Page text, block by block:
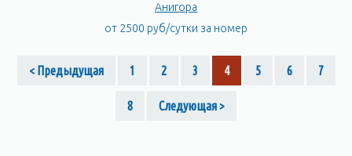
Анигора
от 2500 руб/сутки за номер
< Предыдущая 1 2 3 4 5 6 7
8 Следующая >